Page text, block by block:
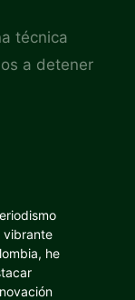
técnica
a detener
vibrante
he